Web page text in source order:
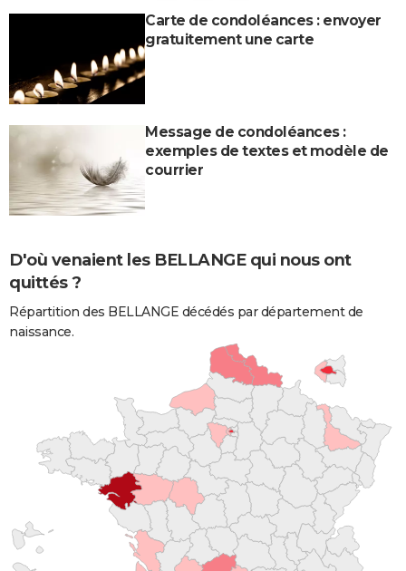
Carte de condoléances : envoyer
gratuitement une carte
Message de condoléances :
exemples de textes et modèle de
courrier
D'où venaient les BELLANGE qui nous ont
quittés ?
Répartition des BELLANGE décédés par département de
naissance.